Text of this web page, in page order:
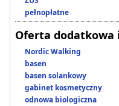
pełnopłatne
Oferta dodatkowa
Nordic Walking
basen
basen solankowy
gabinet kosmetyczny
odnowa biologiczna